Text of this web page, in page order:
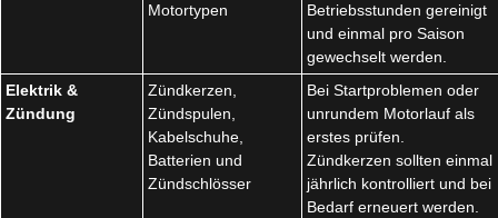
Motortypen
Betriebsstunden gereinigt
und einmal pro Saison
gewechselt werden.
Elektrik &
Zündung
Zündkerzen,
Zündspulen,
Kabelschuhe,
Batterien und
Zündschlösser
Bei Startproblemen oder
unrundem Motorlauf als
erstes prüfen.
Zündkerzen sollten einmal
jährlich kontrolliert und bei
Bedarf erneuert werden.